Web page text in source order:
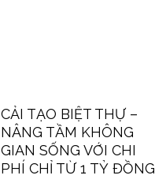
CẢI TẠO BIỆT THỰ –
NÂNG TẦM KHÔNG
GIAN SỐNG VỚI CHI
PHÍ CHỈ TỪ 1 TỶ ĐỒNG